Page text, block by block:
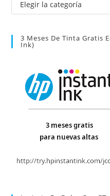
3 Meses De Tinta Gratis
Ink)